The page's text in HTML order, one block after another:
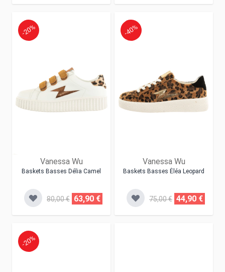
Vanessa Wu
Baskets Basses Délia Camel
-20%
80,00 € 63,90 €
Vanessa Wu
Baskets Basses Éléa Leopard
-40%
75,00 € 44,90 €
-20%